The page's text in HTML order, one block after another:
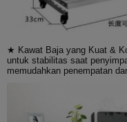
★ Kawat Baja yang Kuat &
untuk stabilitas saat
memudahkan penempatan